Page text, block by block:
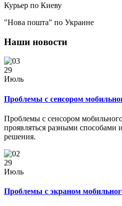
Курьер по Киеву
"Нова пошта" по Украине
Наши новости
29
Июль
Проблемы с сенсором
Проблемы с сенсором
проявляться разными способами
решения.
29
Июль
Проблемы с экраном